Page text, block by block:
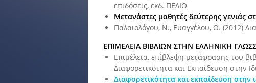
επιδόσεις, εκδ. ΠΕΔΙΟ
Μετανάστες μαθητές δεύτερης γενιάς
Παλαιολόγου, Ν., Ευαγγέλου, Ο. (2012)
ΕΠΙΜΕΛΕΙΑ ΒΙΒΛΙΩΝ ΣΤΗΝ ΕΛΛΗΝΙΚΗ
Επιμέλεια, επίβλεψη μετάφρασης του
Διαφορετικότητα και Εκπαίδευση στην
Διαφορετικότητα και εκπαίδευση στην